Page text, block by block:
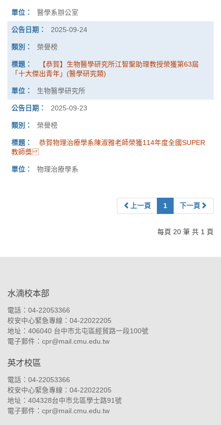
醫學系辦公室
2025-09-24
榮譽榜
【恭賀】生物醫學研究所江智聖助理教授榮獲第63屆
「十大傑出青年」(醫學研究類)
生物醫學研究所
2025-09-23
榮譽榜
恭賀物理治療學系陳淑雅老師榮獲114年度全國SUPER
教師獎
物理治療學系
上一頁 1 下一頁
每頁 20 筆 共 1 頁
水湳校本部
電話：04-22053366
校安中心緊急專線：04-22022205
地址： 406040 台中市北屯區經貿路一段100號
電子郵件： cpr@mail.cmu.edu.tw
英才校區
電話：04-22053366
校安中心緊急專線：04-22022205
地址： 404328台中市北區學士路91號
電子郵件： cpr@mail.cmu.edu.tw